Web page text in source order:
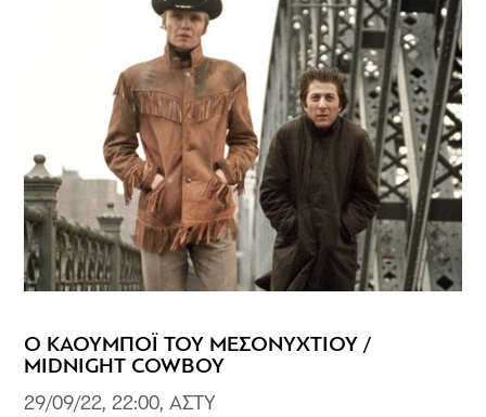
Ο ΚΑΟΥΜΠΟΪ ΤΟΥ ΜΕΣΟΝΥΧΤΙΟΥ /
MIDNIGHT COWBOY
29/09/22, 22:00, ΑΣΤΥ